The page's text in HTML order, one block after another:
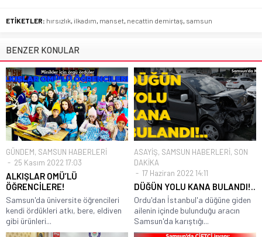
ETİKETLER: hırsızlık, ilkadım, manset, necattin demirtaş, samsun
BENZER KONULAR
GÜNDEM, SAMSUN HABERLERİ
25 Kasım 2022 17:03
ALKIŞLAR OMÜ’LÜ
ÖĞRENCİLERE!
Samsun'da üniversite öğrencileri
kendi ördükleri atkı, bere, eldiven
gibi ürünleri...
ASAYİŞ, SAMSUN HABERLERİ, SON
DAKİKA
17 Haziran 2022 14:11
DÜĞÜN YOLU KANA BULANDI!..
Ordu'dan İstanbul'a düğüne giden
ailenin içinde bulunduğu aracın
Samsun'da karıştığı...